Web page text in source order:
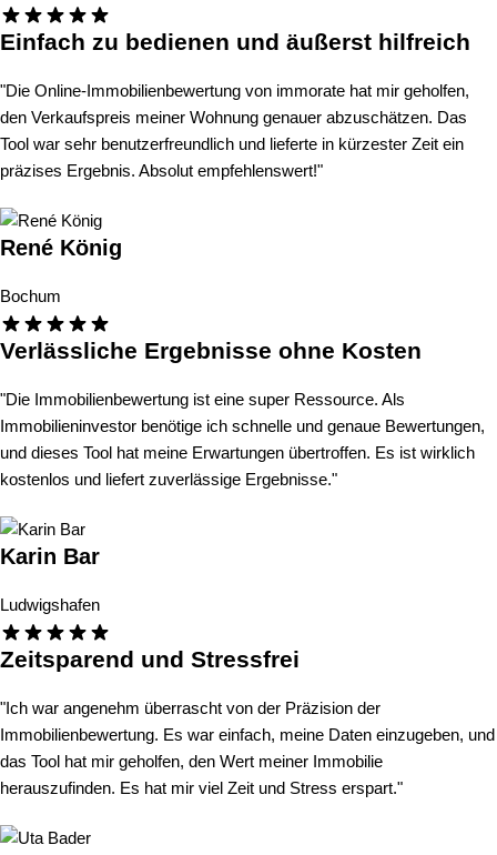
Einfach zu bedienen und äußerst hilfreich
"Die Online-Immobilienbewertung von immorate hat mir geholfen,
den Verkaufspreis meiner Wohnung genauer abzuschätzen. Das
Tool war sehr benutzerfreundlich und lieferte in kürzester Zeit ein
präzises Ergebnis. Absolut empfehlenswert!"
René König
Bochum
Verlässliche Ergebnisse ohne Kosten
"Die Immobilienbewertung ist eine super Ressource. Als
Immobilieninvestor benötige ich schnelle und genaue Bewertungen,
und dieses Tool hat meine Erwartungen übertroffen. Es ist wirklich
kostenlos und liefert zuverlässige Ergebnisse."
Karin Bar
Ludwigshafen
Zeitsparend und Stressfrei
"Ich war angenehm überrascht von der Präzision der
Immobilienbewertung. Es war einfach, meine Daten einzugeben, und
das Tool hat mir geholfen, den Wert meiner Immobilie
herauszufinden. Es hat mir viel Zeit und Stress erspart."